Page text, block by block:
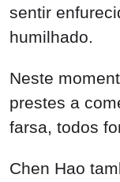
sentir
humilhado.
Neste
prestes a
farsa, todos
Chen Hao